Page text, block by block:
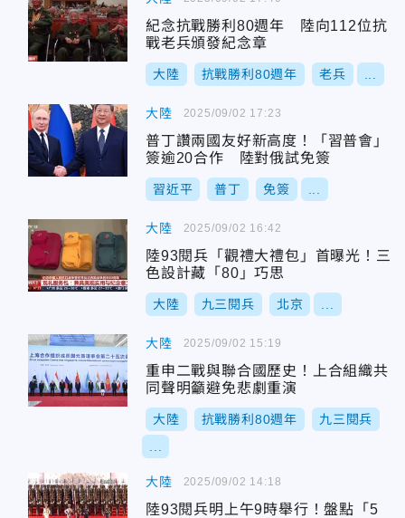
紀念抗戰勝利80週年 陸向112位抗
戰老兵頒發紀念章
大陸 抗戰勝利80週年 老兵
大陸
普丁讚兩國友好新高度！「習普會」
簽逾20合作 陸對俄試免簽
習近平 普丁 免簽
2025/09/02 17:23
大陸
陸93閱兵「觀禮大禮包」首曝光！三
色設計藏「80」巧思
大陸 九三閱兵 北京
2025/09/02 16:42
大陸
重申二戰與聯合國歷史！上合組織共
同聲明籲避免悲劇重演
大陸 抗戰勝利80週年 九三閱兵
2025/09/02 15:19
大陸
陸93閱兵明上午9時舉行！盤點「5
2025/09/02 14:18